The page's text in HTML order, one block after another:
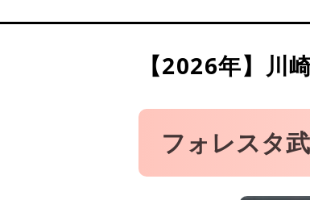
武蔵小杉CT歯科
武蔵小杉まつ歯科
坂本歯科医院
【2026年】 川
フォレスタ